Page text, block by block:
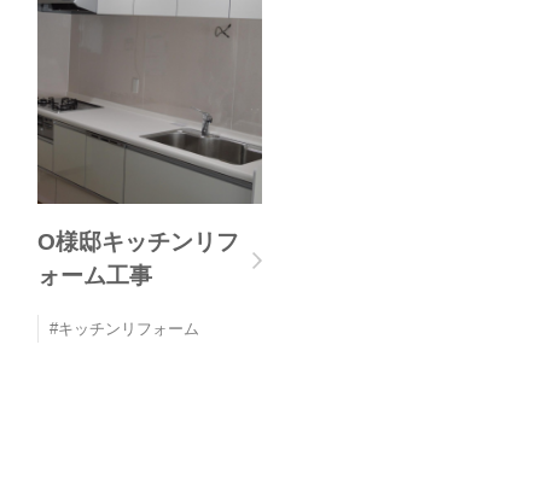
O様邸キッチンリフ
ォーム工事
キッチンリフォーム